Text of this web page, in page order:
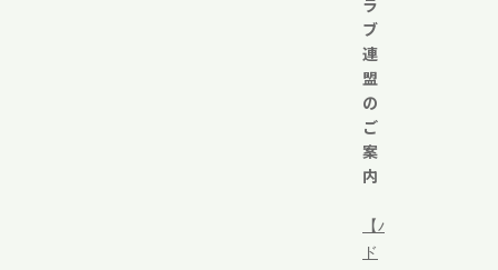
ラ
ブ
連
盟
の
ご
案
内
【バ
ド